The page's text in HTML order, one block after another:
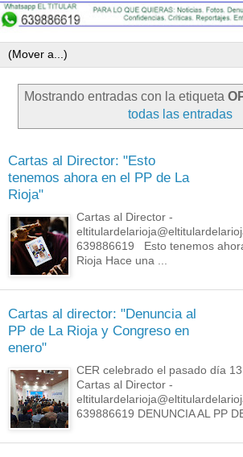
Mostrando entradas con la etiqueta
todas las entradas
Cartas al Director: "Esto
tenemos ahora en el PP de La
Rioja"
Cartas al Director -
639886619 Esto tenemos
Rioja Hace una ...
Cartas al director: "Denuncia al
PP de La Rioja y Congreso en
enero"
CER celebrado el pasado día
Cartas al Director -
639886619 DENUNCIA AL PP